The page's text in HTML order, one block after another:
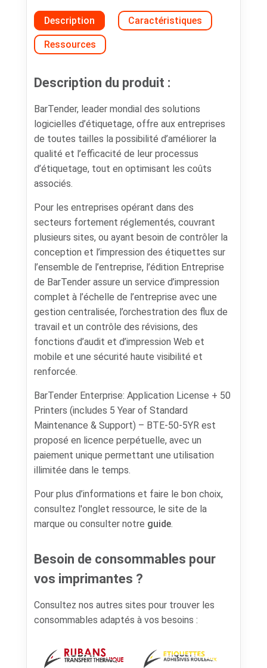
Description Caractéristiques
Ressources
Description du produit :
BarTender, leader mondial des solutions
logicielles d’étiquetage, offre aux entreprises
de toutes tailles la possibilité d’améliorer la
qualité et l’efficacité de leur processus
d’étiquetage, tout en optimisant les coûts
associés.
Pour les entreprises opérant dans des
secteurs fortement réglementés, couvrant
plusieurs sites, ou ayant besoin de contrôler la
conception et l’impression des étiquettes sur
l’ensemble de l’entreprise, l’édition Entreprise
de BarTender assure un service d’impression
complet à l’échelle de l’entreprise avec une
gestion centralisée, l’orchestration des flux de
travail et un contrôle des révisions, des
fonctions d’audit et d’impression Web et
mobile et une sécurité haute visibilité et
renforcée.
BarTender Enterprise: Application License + 50
Printers (includes 5 Year of Standard
Maintenance & Support) – BTE-50-5YR est
proposé en licence perpétuelle, avec un
paiement unique permettant une utilisation
illimitée dans le temps.
Pour plus d’informations et faire le bon choix,
consultez l'onglet ressource, le site de la
marque ou consulter notre guide.
Besoin de consommables pour
vos imprimantes ?
Consultez nos autres sites pour trouver les
consommables adaptés à vos besoins :